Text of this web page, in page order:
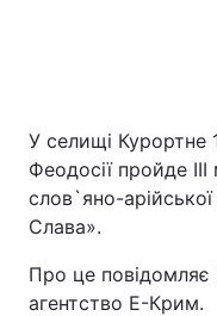
Україна
У селищі Курортне
Феодосії пройде
слов`яно-
Слава».
Про це повідомляє
агентство Е-Крим.